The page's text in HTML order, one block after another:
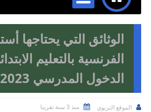
الوثائق التي يحتاجها
الفرنسية بالتعليم
الدخول المدرسي 2023-2024
 الموقع التربوي  منذ 3 سنة تقريبا